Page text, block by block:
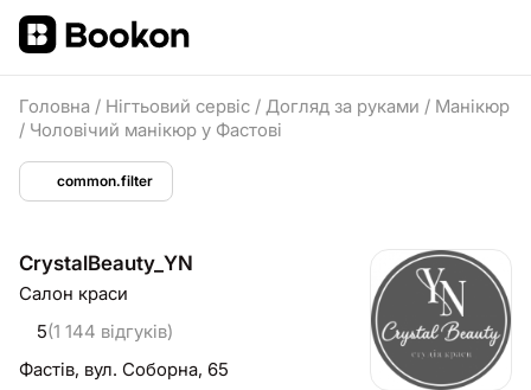
Головна / Нігтьовий сервіс / Догляд за руками / Манікюр
/ Чоловічий манікюр у Фастові
common.filter
CrystalBeauty_YN
Салон краси
5(1 144 відгуків)
Фастів, вул. Соборна, 65